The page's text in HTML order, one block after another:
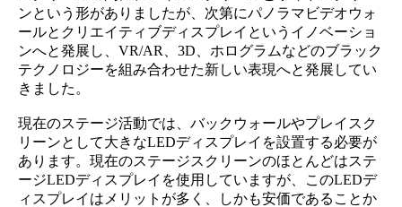
ンという形がありましたが、次第にパノラマビデオウォ
ールとクリエイティブディスプレイというイノベーショ
ンへと発展し、VR/AR、3D、ホログラムなどのブラック
テクノロジーを組み合わせた新しい表現へと発展してい
きました。
現在のステージ活動では、バックウォールやプレイスク
リーンとして大きなLEDディスプレイを設置する必要が
あります。現在のステージスクリーンのほとんどはステ
ージLEDディスプレイを使用していますが、このLEDデ
ィスプレイはメリットが多く、しかも安価であることか